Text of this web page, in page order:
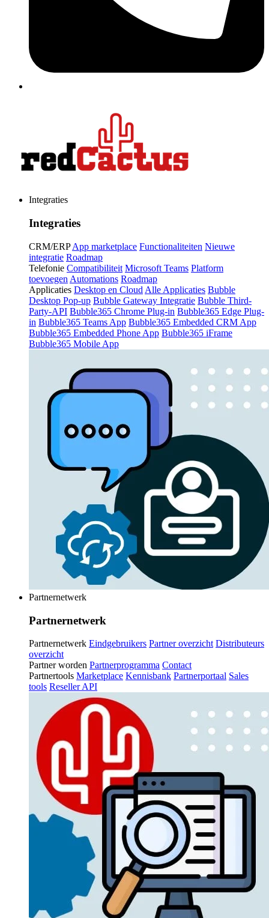
Integraties
Integraties
CRM/ERP App marketplace Functionaliteiten Nieuwe
integratie Roadmap
Telefonie Compatibiliteit Microsoft Teams Platform
toevoegen Automations Roadmap
Applicaties Desktop en Cloud Alle Applicaties Bubble
Desktop Pop-up Bubble Gateway Integratie Bubble Third-
Party-API Bubble365 Chrome Plug-in Bubble365 Edge Plug-
in Bubble365 Teams App Bubble365 Embedded CRM App
Bubble365 Embedded Phone App Bubble365 iFrame
Bubble365 Mobile App
Partnernetwerk
Partnernetwerk
Partnernetwerk Eindgebruikers Partner overzicht Distributeurs
overzicht
Partner worden Partnerprogramma Contact
Partnertools Marketplace Kennisbank Partnerportaal Sales
tools Reseller API